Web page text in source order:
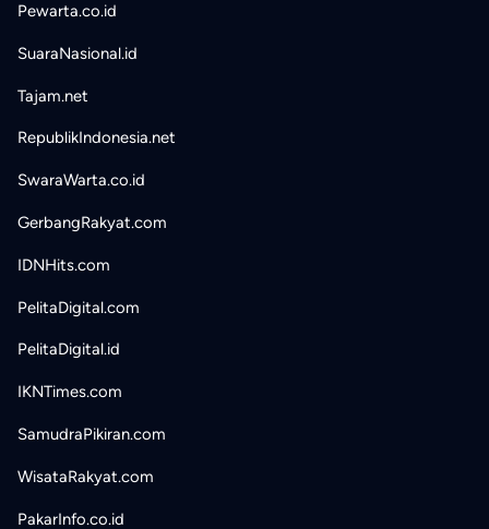
Pewarta.co.id
SuaraNasional.id
Tajam.net
RepublikIndonesia.net
SwaraWarta.co.id
GerbangRakyat.com
IDNHits.com
PelitaDigital.com
PelitaDigital.id
IKNTimes.com
SamudraPikiran.com
WisataRakyat.com
PakarInfo.co.id